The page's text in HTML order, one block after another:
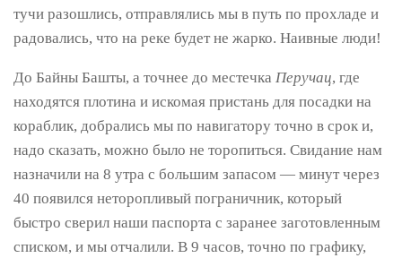
тучи разошлись, отправлялись мы в путь по прохладе и
радовались, что на реке будет не жарко. Наивные люди!
До Байны Башты, а точнее до местечка Перучац, где
находятся плотина и искомая пристань для посадки на
кораблик, добрались мы по навигатору точно в срок и,
надо сказать, можно было не торопиться. Свидание нам
назначили на 8 утра с большим запасом — минут через
40 появился неторопливый пограничник, который
быстро сверил наши паспорта с заранее заготовленным
списком, и мы отчалили. В 9 часов, точно по графику,